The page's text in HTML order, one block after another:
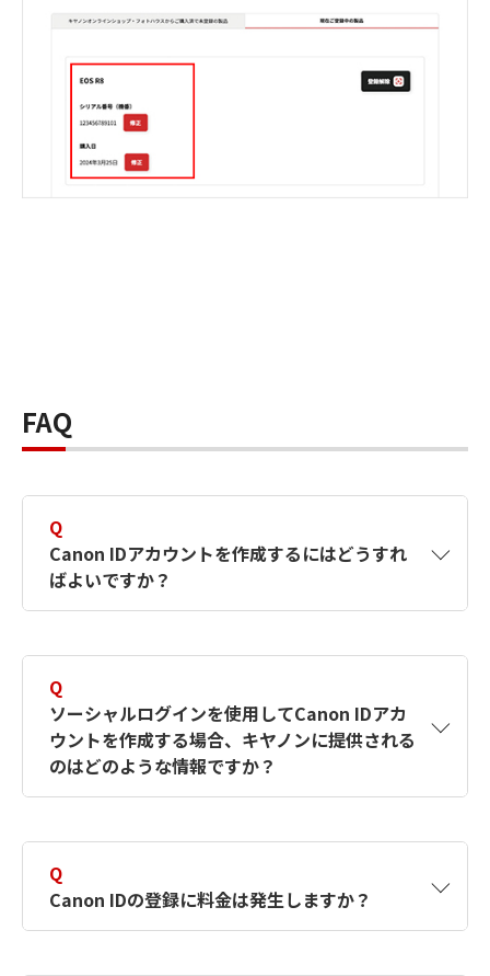
FAQ
Q
Canon IDアカウントを作成するにはどうすれ
ばよいですか？
す。詳しい作成方法は【カメラ】Canon IDとは
何ですか？Canon IDの作成方法は？をご確認く
ださい。
Q
ソーシャルログインを使用してCanon IDアカ
ウントを作成する場合、キヤノンに提供される
のはどのような情報ですか？
択したサービスから取得します。アカウントを
簡単に作成できるように、この情報を使用して
Canon IDの登録フォームを入力します。
Q
Canon IDの登録に料金は発生しますか？